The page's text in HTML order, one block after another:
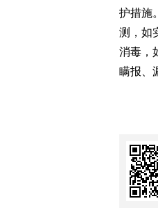
护措施
测，如
消毒，
瞒报、